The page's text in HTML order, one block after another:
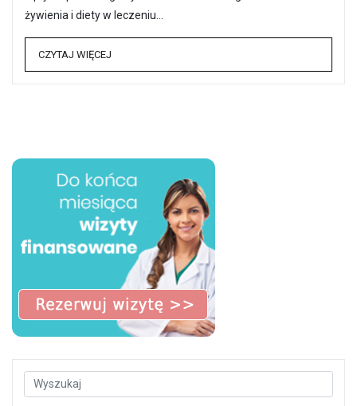
żywienia i diety w leczeniu…
CZYTAJ WIĘCEJ